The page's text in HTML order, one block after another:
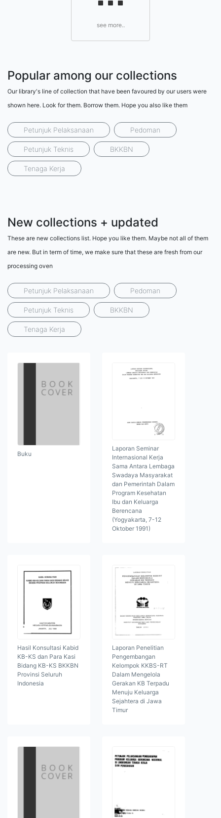
see more..
Popular among our collections
Our library's line of collection that have been favoured by our users were
shown here. Look for them. Borrow them. Hope you also like them
Petunjuk Pelaksanaan Pedoman
Petunjuk Teknis BKKBN
Tenaga Kerja
New collections + updated
These are new collections list. Hope you like them. Maybe not all of them
are new. But in term of time, we make sure that these are fresh from our
processing oven
Petunjuk Pelaksanaan Pedoman
Petunjuk Teknis BKKBN
Tenaga Kerja
Buku
Laporan Seminar
Internasional Kerja
Sama Antara Lembaga
Swadaya Masyarakat
dan Pemerintah Dalam
Program Kesehatan
Ibu dan Keluarga
Berencana
(Yogyakarta, 7-12
Oktober 1991)
Hasil Konsultasi Kabid
KB-KS dan Para Kasi
Bidang KB-KS BKKBN
Provinsi Seluruh
Indonesia
Laporan Penelitian
Pengembangan
Kelompok KKBS-RT
Dalam Mengelola
Gerakan KB Terpadu
Menuju Keluarga
Sejahtera di Jawa
Timur